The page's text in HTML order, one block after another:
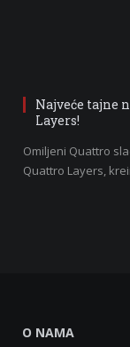
Najveće tajne
Layers!
Omiljeni Quattro
Quattro Layers,
O NAMA